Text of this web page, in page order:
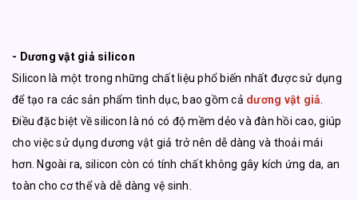
- Dương vật giả silicon
Silicon là một trong những chất liệu phổ biến nhất được sử dụng
để tạo ra các sản phẩm tình dục, bao gồm cả dương vật giả
Điều đặc biệt về silicon là nó có độ mềm dẻo và đàn hồi cao, giúp
cho việc sử dụng dương vật giả trở nên dễ dàng và thoải mái
hơn. Ngoài ra, silicon còn có tính chất không gây kích ứng da, an
toàn cho cơ thể và dễ dàng vệ sinh.